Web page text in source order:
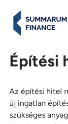
Építési
Az építési hitel
új ingatlan
szükséges